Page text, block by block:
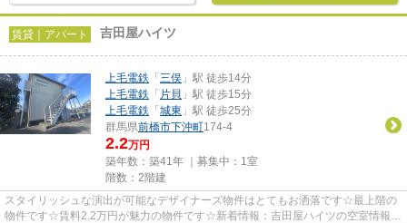
賃貸｜アパート 吉田屋ハイツ
上毛電鉄 「 三俣 」駅 徒歩14分
上毛電鉄 「 片貝 」駅 徒歩15分
上毛電鉄 「 城東 」駅 徒歩25分
群馬県前橋市下沖町174‐4
2.2万円
築年数：築41年 ｜募集中： 1室
階数：2階建
スタイリッシュな演出が可能なデザイナーズ物件はとてもお洒落です☆最上階の
物件です☆賃料2.2万円が魅力の物件です☆新着情報：吉田屋ハイツの空室情報な